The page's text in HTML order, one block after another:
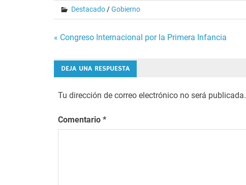
Destacado/Gobierno
Navegación
de
entradas
« Congreso Internacional por la Primera Infancia
DEJA UNA RESPUESTA
Tu dirección de correo electrónico no será publicada.
Comentario *